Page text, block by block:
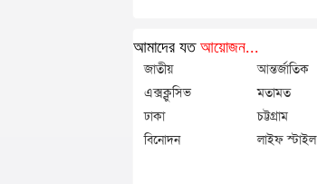
আমাদের যত আয়োজন...
জাতীয় আন্তর্জাতিক
এক্সক্লুসিভ
মতামত
ঢাকা
চট্টগ্রাম
বিনোদন
লাইফ স্টাইল